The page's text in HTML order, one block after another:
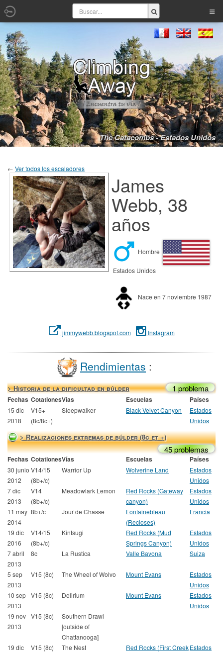
The Catacombs - Estados Unidos
← Ver todos los escaladores
James
Webb, 38
años
Hombre
Estados Unidos
Nace en 7 noviembre 1987
jimmywebb.blogspot.com Instagram
Rendimientas :
> Historia de la dificultad en búlder 1 problema
Fechas CotationesVías Escuelas Países
15 dic
2018
V15+
(8c/8c+)
Sleepwalker Black Velvet Canyon
Estados
Unidos
> Realizaciones extremas de búlder (8c et +)
45 problemas
Fechas CotationesVías Escuelas Países
30 junio
2012
V14/15
(8b+/c)
Warrior Up Wolverine Land
Estados
Unidos
7 dic
2013
V14
(8b+/c)
Meadowlark Lemon
Red Rocks (Gateway
canyon)
Estados
Unidos
11 may
2014
8b+/c Jour de Chasse
Fontainebleau
(Recloses)
Francia
19 dic
2016
V14/15
(8b+/c)
Kintsugi
Red Rocks (Mud
Springs Canyon)
Estados
Unidos
7 abril
2013
8c La Rustica Valle Bavona Suiza
5 sep
2013
V15 (8c) The Wheel of Wolvo Mount Evans
Estados
Unidos
10 sep
2013
V15 (8c) Delirium Mount Evans
Estados
Unidos
19 nov
2013
V15 (8c)
Southern Drawl
[outside of
Chattanooga]
19 dic
V15 (8c) The Nest
Red Rocks (First CreekEstados